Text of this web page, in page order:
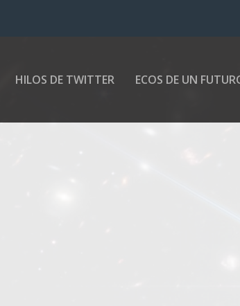
HILOS DE TWITTER ECOS DE UN